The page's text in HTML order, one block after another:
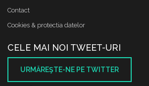
Contact
Cookies & protectia datelor
CELE MAI NOI TWEET-URI
URMĂREŞTE-NE PE TWITTER